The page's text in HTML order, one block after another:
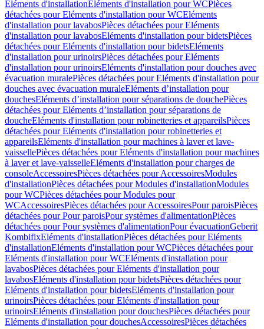
Eléments d'installationEléments d'installation pour WCPièces
détachées pour Eléments d'installation pour WCEléments
d'installation pour lavabosPièces détachées pour Eléments
d'installation pour lavabosEléments d'installation pour bidetsPièces
détachées pour Eléments d'installation pour bidetsEléments
d'installation pour urinoirsPièces détachées pour Eléments
d'installation pour urinoirsEléments d'installation pour douches avec
évacuation muralePièces détachées pour Eléments d'installation pour
douches avec évacuation muraleEléments d’installation pour
douchesEléments d’installation pour séparations de douchePièces
détachées pour Eléments d’installation pour séparations de
doucheEléments d'installation pour robinetteries et appareilsPièces
détachées pour Eléments d'installation pour robinetteries et
appareilsEléments d'installation pour machines à laver et lave-
vaissellePièces détachées pour Eléments d'installation pour machines
à laver et lave-vaisselleEléments d'installation pour charges de
consoleAccessoiresPièces détachées pour AccessoiresModules
d'installationPièces détachées pour Modules d'installationModules
pour WCPièces détachées pour Modules pour
WCAccessoiresPièces détachées pour AccessoiresPour paroisPièces
détachées pour Pour paroisPour systèmes d'alimentationPièces
détachées pour Pour systèmes d'alimentationPour évacuationGeberit
KombifixEléments d'installationPièces détachées pour Eléments
d'installationEléments d'installation pour WCPièces détachées pour
Eléments d'installation pour WCEléments d'installation pour
lavabosPièces détachées pour Eléments d'installation pour
lavabosEléments d'installation pour bidetsPièces détachées pour
Eléments d'installation pour bidetsEléments d'installation pour
urinoirsPièces détachées pour Eléments d'installation pour
urinoirsEléments d'installation pour douchesPièces détachées pour
Eléments d'installation pour douchesAccessoiresPièces détachées